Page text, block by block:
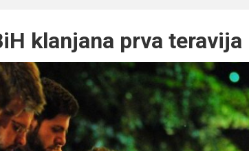
klanjana prva teravija